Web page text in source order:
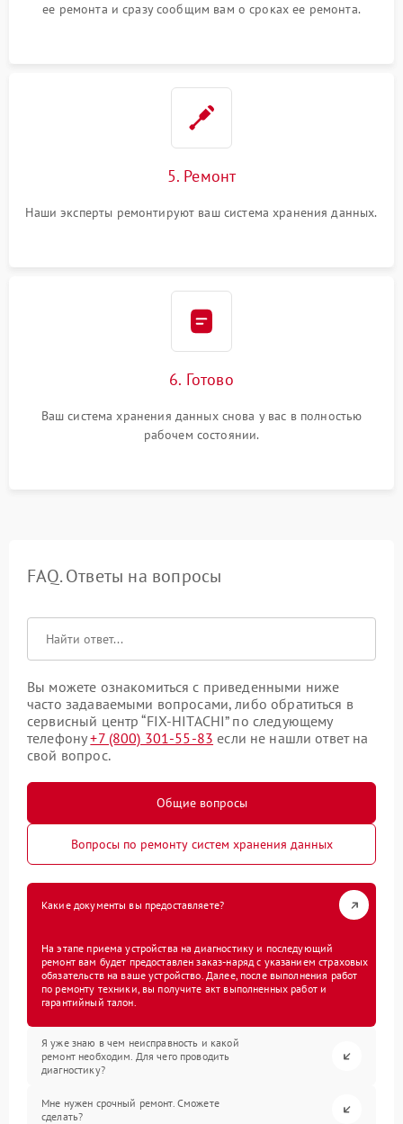
ее ремонта и сразу сообщим вам о сроках ее ремонта.
5. Ремонт
Наши эксперты ремонтируют ваш система хранения данных.
6. Готово
Ваш система хранения данных снова у вас в полностью
рабочем состоянии.
FAQ. Ответы на вопросы
Вы можете ознакомиться с приведенными ниже
часто задаваемыми вопросами, либо обратиться в
сервисный центр “FIX-HITACHI” по следующему
телефону+7 (800) 301-55-83 если не нашли ответ на
свой вопрос.
Общие вопросы
Вопросы по ремонту систем хранения данных
Какие документы вы предоставляете?
На этапе приема устройства на диагностику и последующий
ремонт вам будет предоставлен заказ-наряд с указанием страховых
обязательств на ваше устройство. Далее, после выполнения работ
по ремонту техники, вы получите акт выполненных работ и
гарантийный талон.
Я уже знаю в чем неисправность и какой
ремонт необходим. Для чего проводить
диагностику?
Мне нужен срочный ремонт. Сможете
сделать?